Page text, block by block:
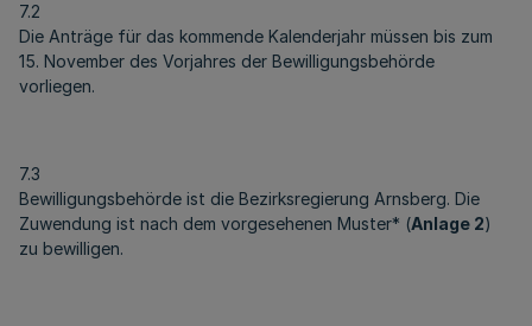
7.2
Die Anträge für das kommende Kalenderjahr müssen bis zum
15. November des Vorjahres der Bewilligungsbehörde
vorliegen.
7.3
Bewilligungsbehörde ist die Bezirksregierung Arnsberg. Die
Zuwendung ist nach dem vorgesehenen Muster* (Anlage 2)
zu bewilligen.